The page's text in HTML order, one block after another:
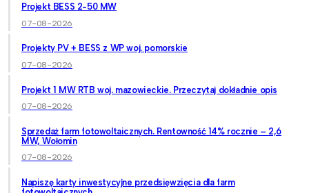
Projekt BESS 2-50 MW
07-08-2026
Projekty PV + BESS z WP woj. pomorskie
07-08-2026
Projekt 1 MW RTB woj. mazowieckie. Przeczytaj dokładnie opis
07-08-2026
Sprzedaż farm fotowoltaicznych. Rentowność 14% rocznie – 2,6
MW, Wołomin
07-08-2026
Napiszę karty inwestycyjne przedsięwzięcia dla farm